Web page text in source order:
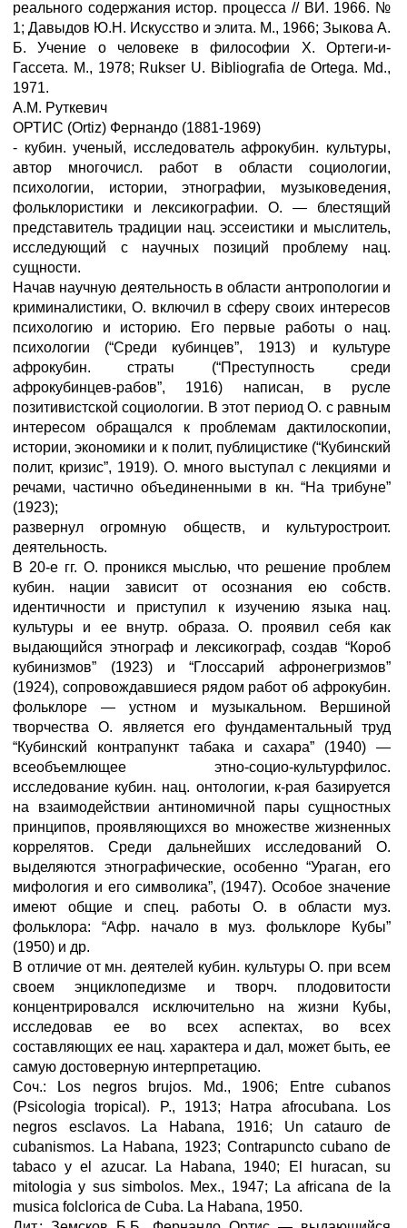
реального содержания истор. процесса // ВИ. 1966. №
1; Давыдов Ю.Н. Искусство и элита. М., 1966; Зыкова А.
Б. Учение о человеке в философии X. Ортеги-и-
Гассета. М., 1978; Rukser U. Bibliografia de Ortega. Md.,
1971.
A.M. Руткевич
ОРТИС (Ortiz) Фернандо (1881-1969)
- кубин. ученый, исследователь афрокубин. культуры,
автор многочисл. работ в области социологии,
психологии, истории, этнографии, музыковедения,
фольклористики и лексикографии. О. — блестящий
представитель традиции нац. эссеистики и мыслитель,
исследующий с научных позиций проблему нац.
сущности.
Начав научную деятельность в области антропологии и
криминалистики, О. включил в сферу своих интересов
психологию и историю. Его первые работы о нац.
психологии (“Среди кубинцев”, 1913) и культуре
афрокубин. страты (“Преступность среди
афрокубинцев-рабов”, 1916) написан, в русле
позитивистской социологии. В этот период О. с равным
интересом обращался к проблемам дактилоскопии,
истории, экономики и к полит, публицистике (“Кубинский
полит, кризис”, 1919). О. много выступал с лекциями и
речами, частично объединенными в кн. “На трибуне”
(1923);
развернул огромную обществ, и культуростроит.
деятельность.
В 20-е гг. О. проникся мыслью, что решение проблем
кубин. нации зависит от осознания ею собств.
идентичности и приступил к изучению языка нац.
культуры и ее внутр. образа. О. проявил себя как
выдающийся этнограф и лексикограф, создав “Короб
кубинизмов” (1923) и “Глоссарий афронегризмов”
(1924), сопровождавшиеся рядом работ об афрокубин.
фольклоре — устном и музыкальном. Вершиной
творчества О. является его фундаментальный труд
“Кубинский контрапункт табака и сахара” (1940) —
всеобъемлющее этно-социо-культурфилос.
исследование кубин. нац. онтологии, к-рая базируется
на взаимодействии антиномичной пары сущностных
принципов, проявляющихся во множестве жизненных
коррелятов. Среди дальнейших исследований О.
выделяются этнографические, особенно “Ураган, его
мифология и его символика”, (1947). Особое значение
имеют общие и спец. работы О. в области муз.
фольклора: “Афр. начало в муз. фольклоре Кубы”
(1950) и др.
В отличие от мн. деятелей кубин. культуры О. при всем
своем энциклопедизме и творч. плодовитости
концентрировался исключительно на жизни Кубы,
исследовав ее во всех аспектах, во всех
составляющих ее нац. характера и дал, может быть, ее
самую достоверную интерпретацию.
Соч.: Los negros brujos. Md., 1906; Entre cubanos
(Psicologia tropical). P., 1913; Натра afrocubana. Los
negros esclavos. La Habana, 1916; Un catauro de
cubanismos. La Habana, 1923; Contrapuncto cubano de
tabaco у el azucar. La Habana, 1940; El huracan, su
mitologia у sus simbolos. Мех., 1947; La africana de la
musica folclorica de Cuba. La Habana, 1950.